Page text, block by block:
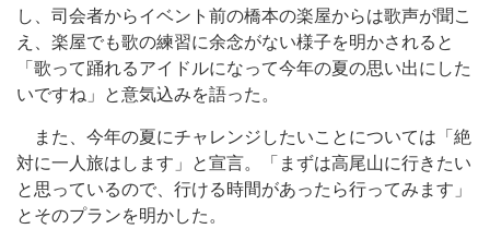
し、司会者からイベント前の橋本の楽屋からは歌声が聞こ
え、楽屋でも歌の練習に余念がない様子を明かされると
「歌って踊れるアイドルになって今年の夏の思い出にした
いですね」と意気込みを語った。
また、今年の夏にチャレンジしたいことについては「絶
対に一人旅はします」と宣言。「まずは高尾山に行きたい
と思っているので、行ける時間があったら行ってみます」
とそのプランを明かした。